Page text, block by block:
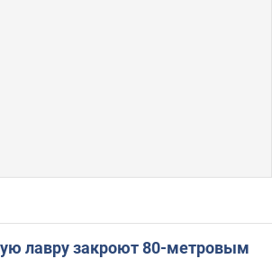
лавру закроют 80-метровым